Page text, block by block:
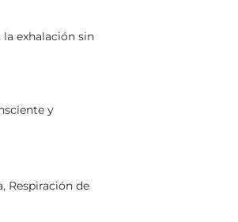
exhalación sin
y
Respiración de